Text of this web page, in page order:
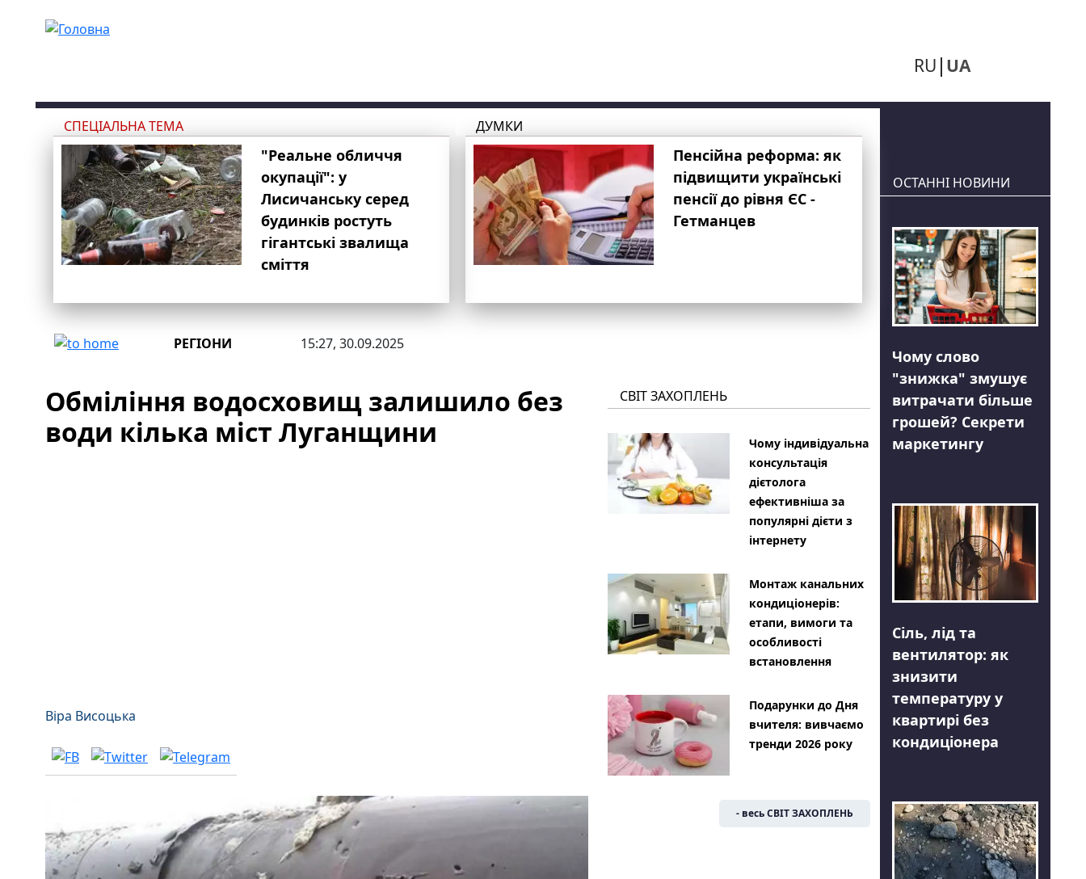
RU UA
СПЕЦІАЛЬНА ТЕМА
"Реальне обличчя
окупації": у
Лисичанську серед
будинків ростуть
гігантські звалища
сміття
ДУМКИ
Пенсійна реформа: як
підвищити українські
пенсії до рівня ЄС -
Гетманцев
РЕГІОНИ 15:27, 30.09.2025
Обміління водосховищ залишило без
води кілька міст Луганщини
Віра Висоцька
СВІТ ЗАХОПЛЕНЬ
Чому індивідуальна
консультація
дієтолога
ефективніша за
популярні дієти з
інтернету
Монтаж канальних
кондиціонерів:
етапи, вимоги та
особливості
встановлення
Подарунки до Дня
вчителя: вивчаємо
тренди 2026 року
- весь СВІТ ЗАХОПЛЕНЬ
ОСТАННІ НОВИНИ
Чому слово
"знижка" змушує
витрачати більше
грошей? Секрети
маркетингу
Сіль, лід та
вентилятор: як
знизити
температуру у
квартирі без
кондиціонера